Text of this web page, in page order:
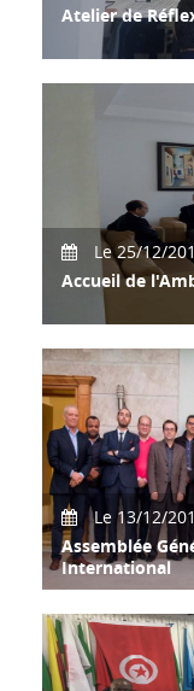
Atelier de
d'activités de
Le 25/12/
Accueil de
Le 13/12/
Assemblée
International
En marge de la
CONECT